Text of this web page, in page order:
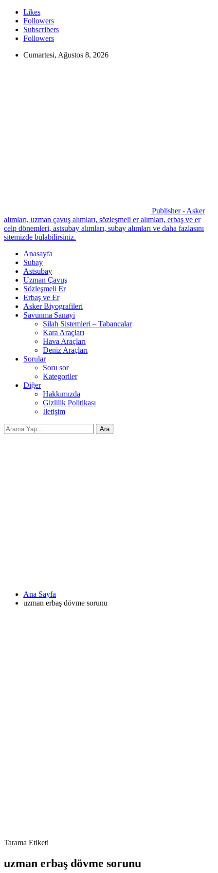
Likes
Followers
Subscribers
Followers
Cumartesi, Ağustos 8, 2026
Publisher - Asker
alımları, uzman çavuş alımları, sözleşmeli er alımları, erbaş ve er
celp dönemleri, astsubay alımları, subay alımları ve daha fazlasını
sitemizde bulabilirsiniz.
Anasayfa
Subay
Astsubay
Uzman Çavuş
Sözleşmeli Er
Erbaş ve Er
Asker Biyografileri
Savunma Sanayi
Silah Sistemleri – Tabancalar
Kara Araçları
Hava Araçları
Deniz Araçları
Sorular
Soru sor
Kategoriler
Diğer
Hakkımızda
Gizlilik Politikası
İletişim
Ana Sayfa
uzman erbaş dövme sorunu
Tarama Etiketi
uzman erbaş dövme sorunu